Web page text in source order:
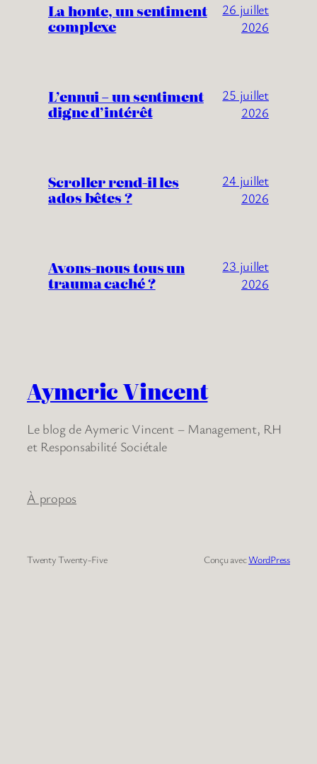
La honte, un sentiment
complexe
26 juillet
2026
L’ennui – un sentiment
digne d’intérêt
25 juillet
2026
Scroller rend-il les
ados bêtes ?
24 juillet
2026
Avons-nous tous un
trauma caché ?
23 juillet
2026
Aymeric Vincent
Le blog de Aymeric Vincent – Management, RH
et Responsabilité Sociétale
À propos
Twenty Twenty-Five Conçu avecWordPress